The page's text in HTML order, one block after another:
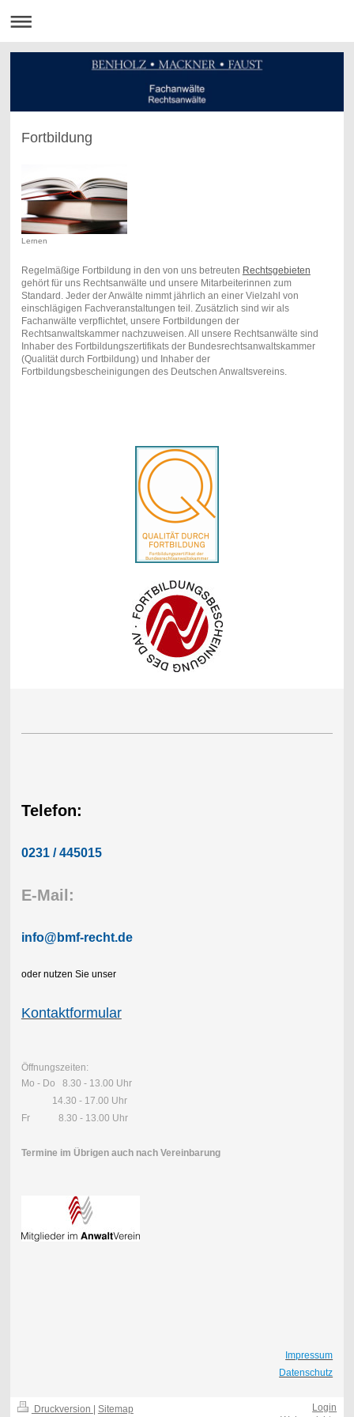
Fortbildung
Lernen
Regelmäßige Fortbildung in den von uns betreuten Rechtsgebieten
gehört für uns Rechtsanwälte und unsere Mitarbeiterinnen zum
Standard. Jeder der Anwälte nimmt jährlich an einer Vielzahl von
einschlägigen Fachveranstaltungen teil. Zusätzlich sind wir als
Fachanwälte verpflichtet, unsere Fortbildungen der
Rechtsanwaltskammer nachzuweisen. All unsere Rechtsanwälte sind
Inhaber des Fortbildungszertifikats der Bundesrechtsanwaltskammer
(Qualität durch Fortbildung) und Inhaber der
Fortbildungsbescheinigungen des Deutschen Anwaltsvereins.
Telefon:
0231 / 445015
E-Mail:
info@bmf-recht.de
oder nutzen Sie unser
Kontaktformular
Öffnungszeiten:
Mo - Do 8.30 - 13.00 Uhr
14.30 - 17.00 Uhr
Fr 8.30 - 13.00 Uhr
Termine im Übrigen auch nach Vereinbarung
Impressum
Datenschutz
Druckversion | Sitemap
Login